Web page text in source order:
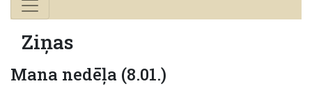
Ziņas
Mana nedēļa (8.01.)